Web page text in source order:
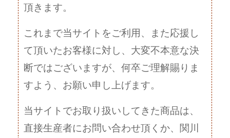
頂きます。
これまで当サイトをご利用、また応援し
て頂いたお客様に対し、大変不本意な決
断ではございますが、何卒ご理解賜りま
すよう、お願い申し上げます。
当サイトでお取り扱いしてきた商品は、
直接生産者にお問い合わせ頂くか、関川